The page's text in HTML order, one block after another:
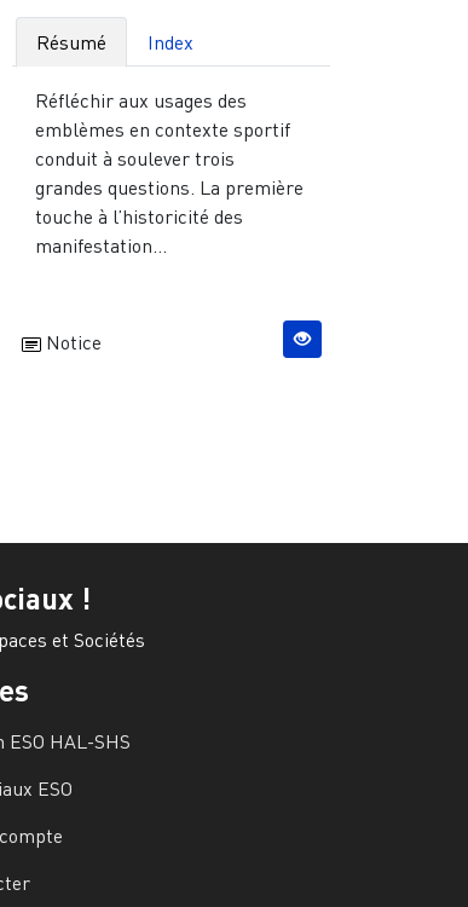
Résumé Index
Réfléchir aux usages des
emblèmes en contexte sportif
conduit à soulever trois
grandes questions. La première
touche à l’historicité des
manifestation...
Notice
!
et Sociétés
HAL-SHS
ESO